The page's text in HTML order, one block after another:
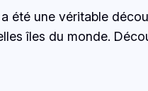
été une véritable
îles du monde.